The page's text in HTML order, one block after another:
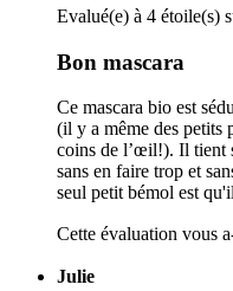
Evalué(e) à 4 étoile(s)
Bon mascara
Ce mascara bio est
(il y a même des petits
coins de l’œil!). Il tient
sans en faire trop et
seul petit bémol est
Cette évaluation vous
Julie